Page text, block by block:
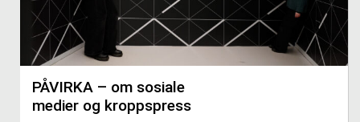
PÅVIRKA – om sosiale
medier og kroppspress